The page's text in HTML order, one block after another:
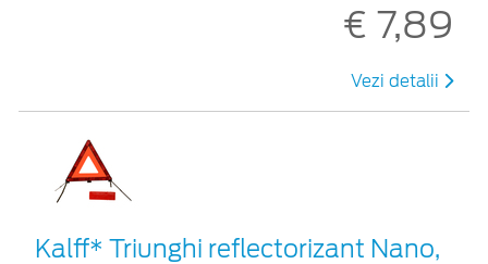
€ 7,89
Vezi detalii
Kalff* Triunghi reflectorizant Nano,